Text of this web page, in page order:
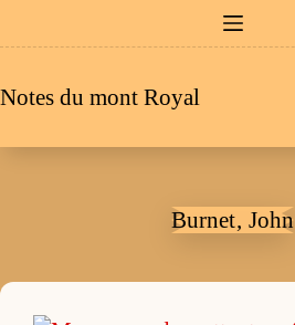
au
Notes du mont Royal
Burnet‚ John